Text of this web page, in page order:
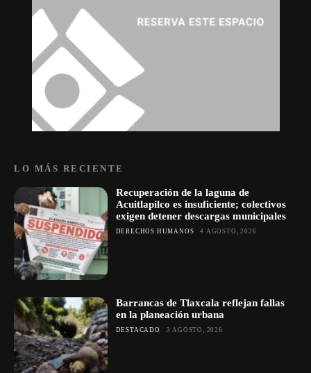
LO MÁS RECIENTE
Recuperación de la laguna de
Acuitlapilco es insuficiente; colectivos
exigen detener descargas municipales
DERECHOS HUMANOS 4 AGOSTO, 2026
Barrancas de Tlaxcala reflejan fallas
en la planeación urbana
DESTACADO 3 AGOSTO, 2026